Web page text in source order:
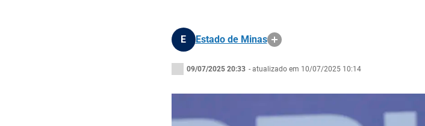
E Estado de Minas
09/07/2025 20:33 - atualizado em 10/07/2025 10:14